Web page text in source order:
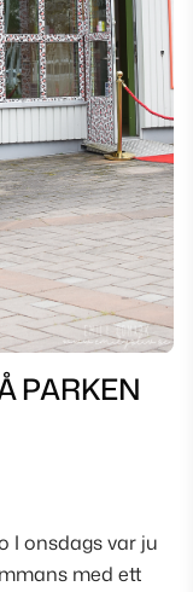
PARKEN
I onsdags var ju
med ett